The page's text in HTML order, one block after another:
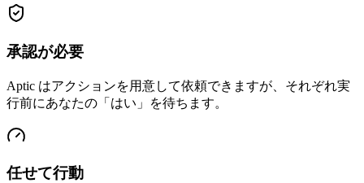
承認が必要
Aptic はアクションを用意して依頼できますが、それぞれ実
行前にあなたの「はい」を待ちます。
任せて行動